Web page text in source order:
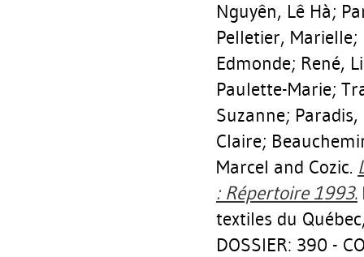
Nguyên, Lê Hà;
Pelletier, Marielle;
Edmonde; René,
Paulette-Marie;
Suzanne;
Claire;
Marcel and Cozic.
: Répertoire 1993.
textiles du
DOSSIER: 390 -